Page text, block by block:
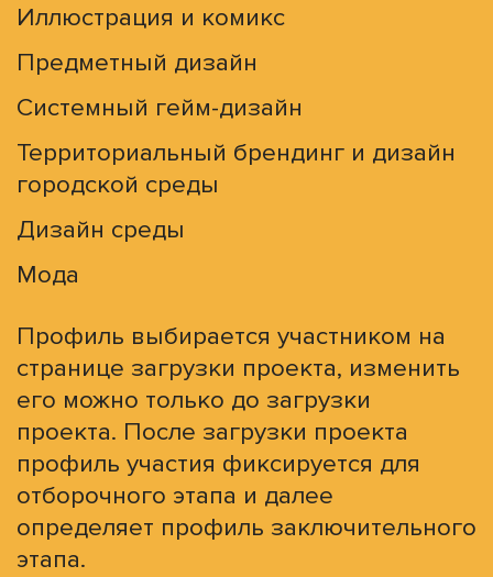
Иллюстрация и комикс
Предметный дизайн
Системный гейм-дизайн
Территориальный брендинг и дизайн
городской среды
Дизайн среды
Мода
Профиль выбирается участником на
странице загрузки проекта, изменить
его можно только до загрузки
проекта. После загрузки проекта
профиль участия фиксируется для
отборочного этапа и далее
определяет профиль заключительного
этапа.